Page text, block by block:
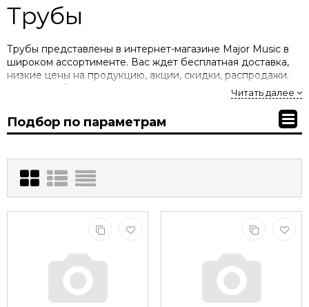
Трубы
Трубы представлены в интернет-магазине Major Music в
широком ассортименте. Вас ждет бесплатная доставка,
низкие цены на продукцию, акции, скидки, распродажи.
Купить трубы вы можете у нас по ценам производителя с
Читать далее
Подбор по параметрам